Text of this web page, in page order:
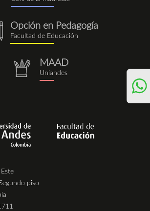
Opción en Pedagogía
Facultad de Educación
repositorio.png
MAAD
Uniandes
piso